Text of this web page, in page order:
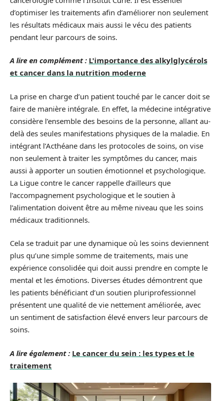
d’optimiser les traitements afin d’améliorer non seulement
les résultats médicaux mais aussi le vécu des patients
pendant leur parcours de soins.
A lire en complément : L'importance des alkylglycérols
et cancer dans la nutrition moderne
La prise en charge d’un patient touché par le cancer doit se
faire de manière intégrale. En effet, la médecine intégrative
considère l’ensemble des besoins de la personne, allant au-
delà des seules manifestations physiques de la maladie. En
intégrant l’Acthéane dans les protocoles de soins, on vise
non seulement à traiter les symptômes du cancer, mais
aussi à apporter un soutien émotionnel et psychologique.
La Ligue contre le cancer rappelle d’ailleurs que
l’accompagnement psychologique et le soutien à
l’alimentation doivent être au même niveau que les soins
médicaux traditionnels.
Cela se traduit par une dynamique où les soins deviennent
plus qu’une simple somme de traitements, mais une
expérience consolidée qui doit aussi prendre en compte le
mental et les émotions. Diverses études démontrent que
les patients bénéficiant d’un soutien pluriprofessionnel
présentent une qualité de vie nettement améliorée, avec
un sentiment de satisfaction élevé envers leur parcours de
soins.
A lire également : Le cancer du sein : les types et le
traitement